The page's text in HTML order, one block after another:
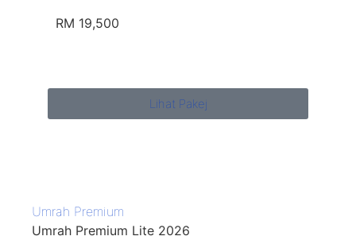
RM 19,500
Lihat Pakej
Umrah Premium
Umrah Premium Lite 2026